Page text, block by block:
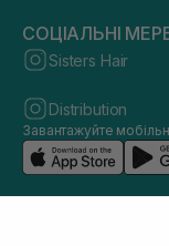
СОЦІАЛЬНІ
Sisters Hair
Distribution
Завантажуйте